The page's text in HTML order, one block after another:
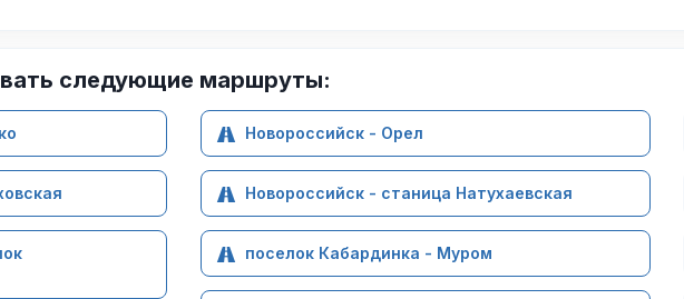
следующие маршруты:
Новороссийск - Орел
Новороссийск - станица Натухаевская
поселок Кабардинка - Муром